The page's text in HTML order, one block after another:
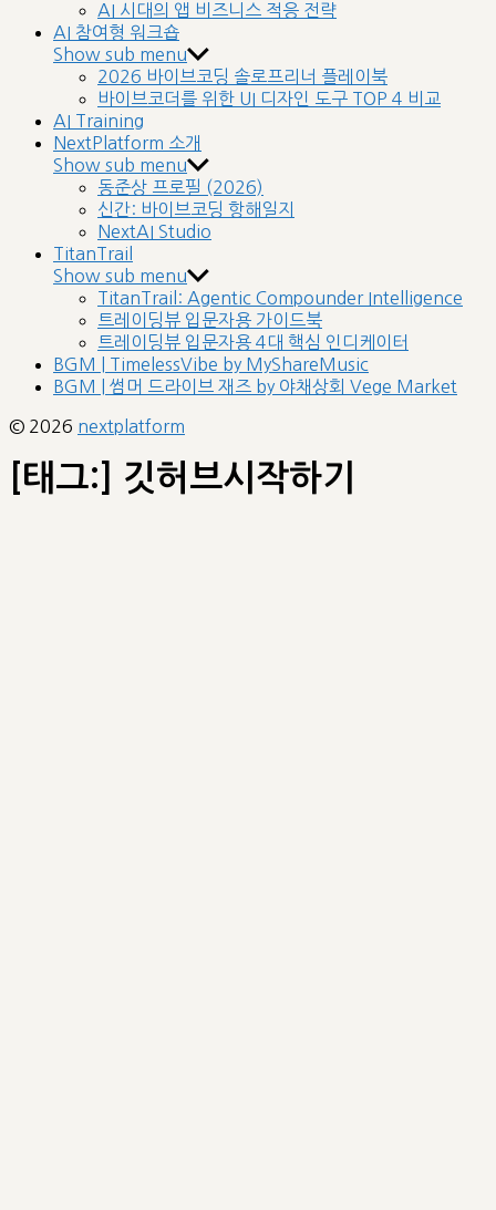
AI 시대의 앱 비즈니스 적응 전략
AI 참여형 워크숍
Show sub menu
2026 바이브코딩 솔로프리너 플레이북
바이브코더를 위한 UI 디자인 도구 TOP 4 비교
AI Training
NextPlatform 소개
Show sub menu
동준상 프로필 (2026)
신간: 바이브코딩 항해일지
NextAI Studio
TitanTrail
Show sub menu
TitanTrail: Agentic Compounder Intelligence
트레이딩뷰 입문자용 가이드북
트레이딩뷰 입문자용 4대 핵심 인디케이터
BGM | TimelessVibe by MyShareMusic
BGM | 썸머 드라이브 재즈 by 야채상회 Vege Market
© 2026 nextplatform
[태그:] 깃허브시작하기